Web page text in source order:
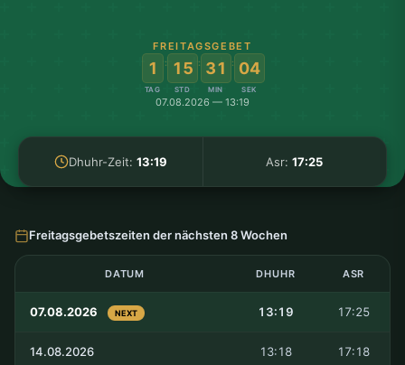
FREITAGSGEBET
1
TAG
: 15
STD
: 31
MIN
: 03
SEK
07.08.2026 — 13:19
Dhuhr-Zeit: 13:19 Asr:17:25
Freitagsgebetszeiten der nächsten 8 Wochen
DATUM DHUHR ASR
07.08.2026 NEXT 13:19 17:25
14.08.2026 13:18 17:18